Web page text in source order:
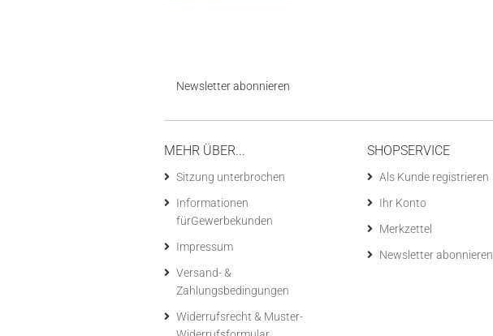
Newsletter abonnieren
MEHR ÜBER...
Sitzung unterbrochen
Informationen
fürGewerbekunden
Impressum
Versand- &
Zahlungsbedingungen
Widerrufsrecht & Muster-
SHOPSERVICE
Als Kunde registrieren
Ihr Konto
Merkzettel
Newsletter abonnieren